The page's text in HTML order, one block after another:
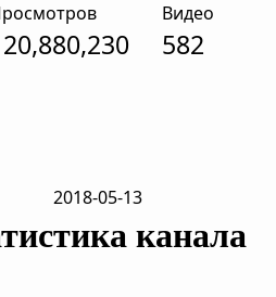
Видео
582
2018-05-13
канала